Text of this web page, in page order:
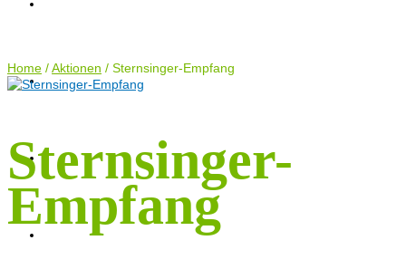
TERMINE
ANTRÄGE
KONTAKT
Home /Aktionen / Sternsinger-Empfang
Sternsinger-
Empfang